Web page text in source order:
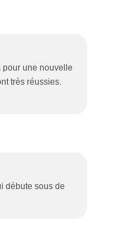
pour une nouvelle
très réussies.
débute sous de